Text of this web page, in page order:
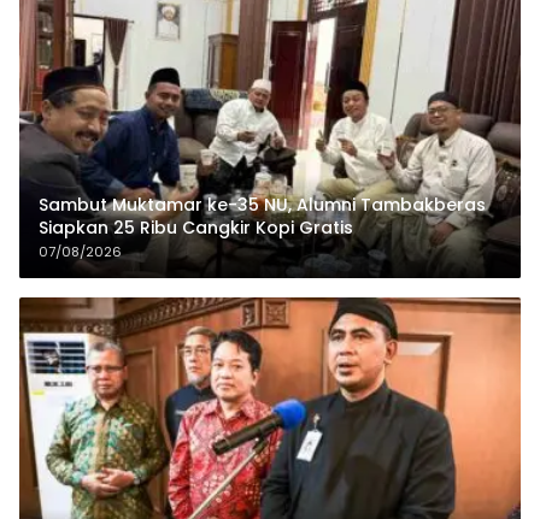
Sambut Muktamar ke-35 NU, Alumni Tambakberas
Siapkan 25 Ribu Cangkir Kopi Gratis
07/08/2026